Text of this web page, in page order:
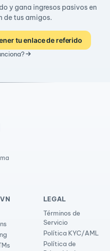
y gana ingresos pasivos en
de tus amigos.
tu enlace de referido
LEGAL
Términos de
Servicio
Política KYC/AML
Política de